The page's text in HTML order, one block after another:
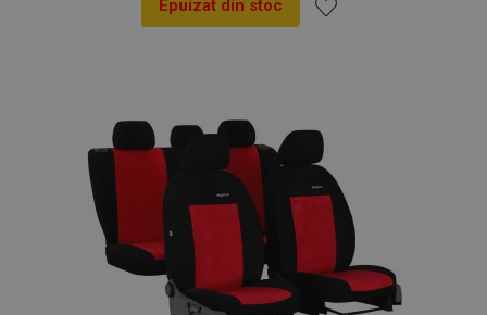
Epuizat din stoc
Dorințe